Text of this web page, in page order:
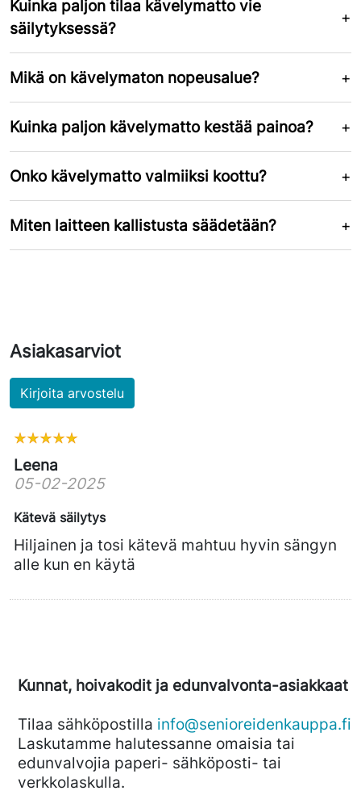
Kuinka paljon tilaa kävelymatto vie
säilytyksessä?
Mikä on kävelymaton nopeusalue?
Kuinka paljon kävelymatto kestää painoa?
Onko kävelymatto valmiiksi koottu?
Miten laitteen kallistusta säädetään?
Asiakasarviot
Kirjoita arvostelu
Leena
05-02-2025
Kätevä säilytys
Hiljainen ja tosi kätevä mahtuu hyvin sängyn
alle kun en käytä
Kunnat, hoivakodit ja edunvalvonta-asiakkaat
Tilaa sähköpostilla info@senioreidenkauppa.fi
Laskutamme halutessanne omaisia tai
edunvalvojia paperi- sähköposti- tai
verkkolaskulla.